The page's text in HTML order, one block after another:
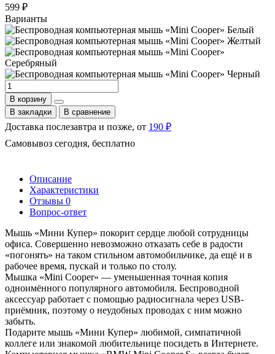
599 ₽
Варианты
В корзину
В закладки
В сравнение
Доставка послезавтра и позже, от 190 ₽
Самовывоз сегодня, бесплатно
Описание
Характеристики
Отзывы 0
Вопрос-ответ
Мышь «Мини Купер» покорит сердце любой сотрудницы
офиса. Совершенно невозможно отказать себе в радости
«погонять» на таком стильном автомобильчике, да ещё и в
рабочее время, пускай и только по столу.
Мышка «Mini Cooper» — уменьшенная точная копия
одноимённого популярного автомобиля. Беспроводной
аксессуар работает с помощью радиосигнала через USB-
приёмник, поэтому о неудобных проводах с ним можно
забыть.
Подарите мышь «Мини Купер» любимой, симпатичной
коллеге или знакомой любительнице посидеть в Интернете.